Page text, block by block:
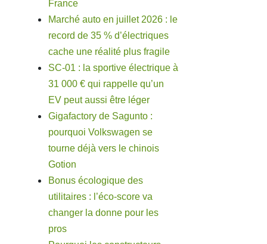
France
Marché auto en juillet 2026 : le
record de 35 % d’électriques
cache une réalité plus fragile
SC-01 : la sportive électrique à
31 000 € qui rappelle qu’un
EV peut aussi être léger
Gigafactory de Sagunto :
pourquoi Volkswagen se
tourne déjà vers le chinois
Gotion
Bonus écologique des
utilitaires : l’éco-score va
changer la donne pour les
pros